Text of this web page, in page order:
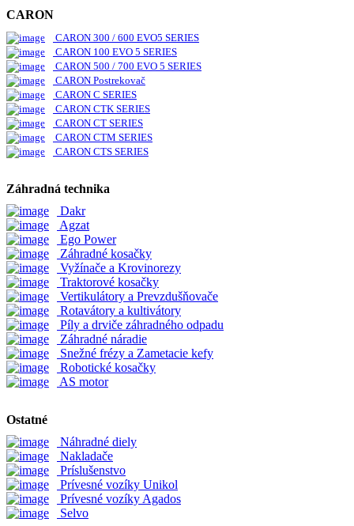
CARON
CARON 300 / 600 EVO5 SERIES
CARON 100 EVO 5 SERIES
CARON 500 / 700 EVO 5 SERIES
CARON Postrekovač
CARON C SERIES
CARON CTK SERIES
CARON CT SERIES
CARON CTM SERIES
CARON CTS SERIES
Záhradná technika
Dakr
Agzat
Ego Power
Záhradné kosačky
Vyžínače a Krovinorezy
Traktorové kosačky
Vertikulátory a Prevzdušňovače
Rotavátory a kultivátory
Píly a drviče záhradného odpadu
Záhradné náradie
Snežné frézy a Zametacie kefy
Robotické kosačky
AS motor
Ostatné
Náhradné diely
Nakladače
Príslušenstvo
Prívesné vozíky Unikol
Prívesné vozíky Agados
Selvo